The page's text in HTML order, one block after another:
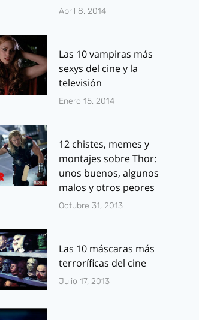
Abril 8, 2014
Las 10 vampiras más
sexys del cine y la
televisión
Enero 15, 2014
12 chistes, memes y
montajes sobre Thor:
unos buenos, algunos
malos y otros peores
Octubre 31, 2013
Las 10 máscaras más
terroríficas del cine
Julio 17, 2013